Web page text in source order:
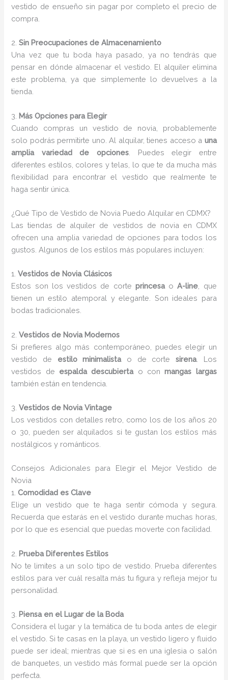
vestido de ensueño sin pagar por completo el precio de
compra.
2.Sin Preocupaciones de Almacenamiento
Una vez que tu boda haya pasado, ya no tendrás que
pensar en dónde almacenar el vestido. El alquiler elimina
este problema, ya que simplemente lo devuelves a la
tienda.
3. Más Opciones para Elegir
Cuando compras un vestido de novia, probablemente
solo podrás permitirte uno. Al alquilar, tienes acceso a una
amplia variedad de opciones . Puedes elegir entre
diferentes estilos, colores y telas, lo que te da mucha más
flexibilidad para encontrar el vestido que realmente te
haga sentir única.
¿Qué Tipo de Vestido de Novia Puedo Alquilar en CDMX?
Las tiendas de alquiler de vestidos de novia en CDMX
ofrecen una amplia variedad de opciones para todos los
gustos. Algunos de los estilos más populares incluyen:
1.Vestidos de Novia Clásicos
Estos son los vestidos de corte princesaoA-line, que
tienen un estilo atemporal y elegante. Son ideales para
bodas tradicionales.
2.Vestidos de Novia Modernos
Si prefieres algo más contemporáneo, puedes elegir un
vestido de estilo minimalistao de corte sirena. Los
vestidos de espalda descubiertao conmangas largas
también están en tendencia.
3.Vestidos de Novia Vintage
Los vestidos con detalles retro, como los de los años 20
o 30, pueden ser alquilados si te gustan los estilos más
nostálgicos y románticos.
Consejos Adicionales para Elegir el Mejor Vestido de
Novia
1.Comodidad es Clave
Elige un vestido que te haga sentir cómoda y segura.
Recuerda que estarás en el vestido durante muchas horas,
por lo que es esencial que puedas moverte con facilidad.
2. Prueba Diferentes Estilos
No te limites a un solo tipo de vestido. Prueba diferentes
estilos para ver cuál resalta más tu figura y refleja mejor tu
personalidad.
3. Piensa en el Lugar de la Boda
Considera el lugar y la temática de tu boda antes de elegir
el vestido. Si te casas en la playa, un vestido ligero y fluido
puede ser ideal; mientras que si es en una iglesia o salón
de banquetes, un vestido más formal puede ser la opción
perfecta.